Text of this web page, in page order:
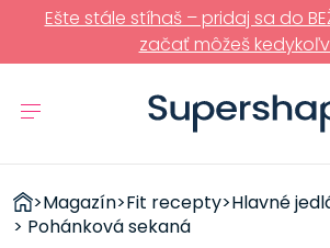
Ešte stále stíhaš – pridaj sa do
začať môžeš
ZDRAVÉ
RÝCHLOVKY
>Magazín>Fit recepty>Hlavné
> Pohánková sekaná